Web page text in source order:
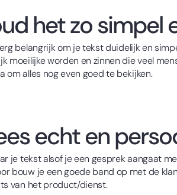
het zo simpel
belangrijk om je tekst duidelijk en
moeilijke worden en zinnen die veel
om alles nog even goed te bekijken.
echt en
je tekst alsof je een gesprek aangaat
bouw je een goede band op met de
van het product/dienst.